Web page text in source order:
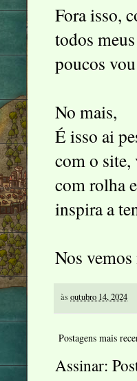
Fora isso,
todos
poucos
No mais,
É isso ai
com o site,
com rolha
inspira a
Nos
àsoutubro 14, 2024
Postagens mais
Assinar: